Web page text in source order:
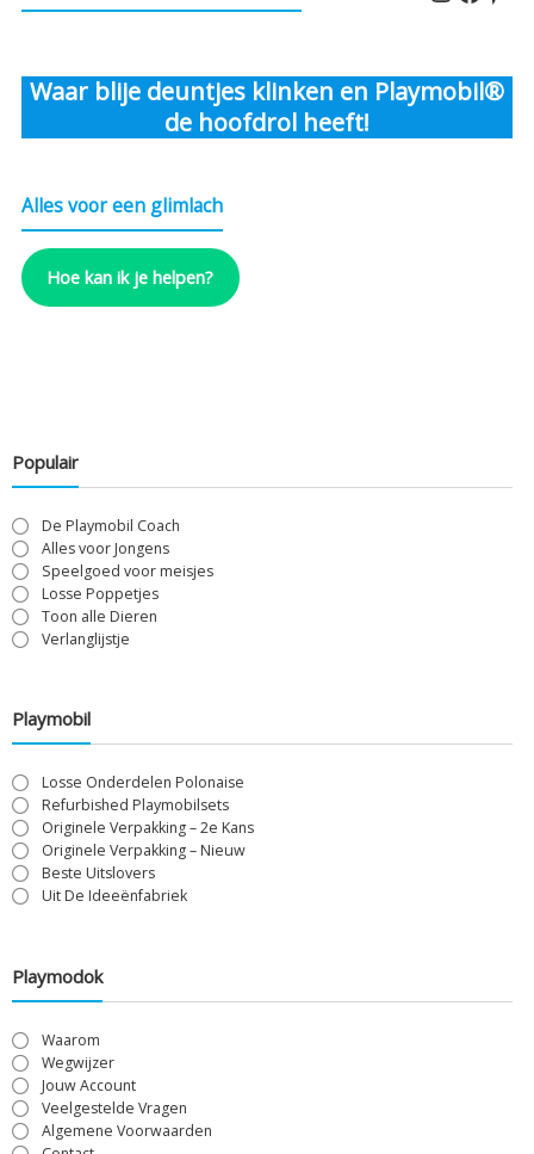
Waar blije deuntjes klinken en Playmobil®
de hoofdrol heeft!
Alles voor een glimlach
Hoe kan ik je helpen?
Populair
De Playmobil Coach
Alles voor Jongens
Speelgoed voor meisjes
Losse Poppetjes
Toon alle Dieren
Verlanglijstje
Playmobil
Losse Onderdelen Polonaise
Refurbished Playmobilsets
Originele Verpakking – 2e Kans
Originele Verpakking – Nieuw
Beste Uitslovers
Uit De Ideeënfabriek
Playmodok
Waarom
Wegwijzer
Jouw Account
Veelgestelde Vragen
Algemene Voorwaarden